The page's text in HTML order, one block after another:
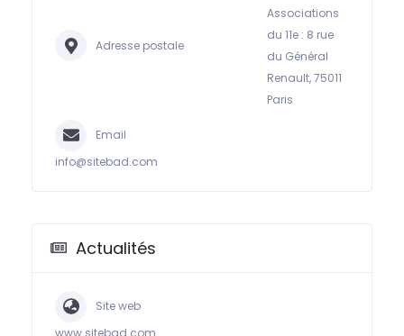
Adresse postale
Associations
du 11e : 8 rue
du Général
Renault, 75011
Paris
Email
info@sitebad.com
Actualités
Site web
www.sitebad.com